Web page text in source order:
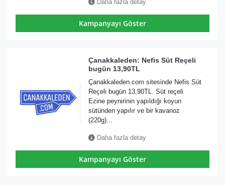
Daha fazla detay
Kampanyayı Göster
Çanakkaleden: Nefis Süt Reçeli
bugün 13,90TL
Çanakkaleden.com sitesinde Nefis Süt
Reçeli bugün 13,90TL. Süt reçeli
Ezine peynirinin yapıldığı koyun
sütünden yapılır ve bir kavanoz
(220g)...
Daha fazla detay
Kampanyayı Göster